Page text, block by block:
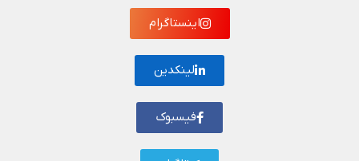
اینستاگرام
لینکدین
فیسبوک